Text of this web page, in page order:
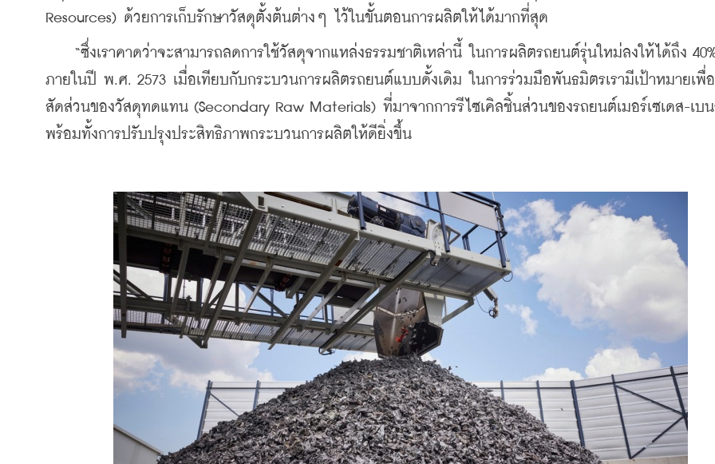
Resources) ด้วยการเก็บรักษาวัสดุตั้งต้นต่างๆ ไว้ในขั้นตอนการผลิตให้ได้มากที่สุด
“ซึ่งเราคาดว่าจะสามารถลดการใช้วัสดุจากแหล่งธรรมชาติเหล่านี้ ในการผลิตรถยนต์รุ่นใหม่ลงให้ได้ถึง
ภายในปี พ.ศ. 2573 เมื่อเทียบกับกระบวนการผลิตรถยนต์แบบดั้งเดิม ในการร่วมมือพันธมิตรเรามีเป้าหมายเพื่
สัดส่วนของวัสดุทดแทน (Secondary Raw Materials) ที่มาจากการรีไซเคิลชิ้นส่วนของรถยนต์เมอร์เซเดส-เบ
พร้อมทั้งการปรับปรุงประสิทธิภาพกระบวนการผลิตให้ดียิ่งขึ้น